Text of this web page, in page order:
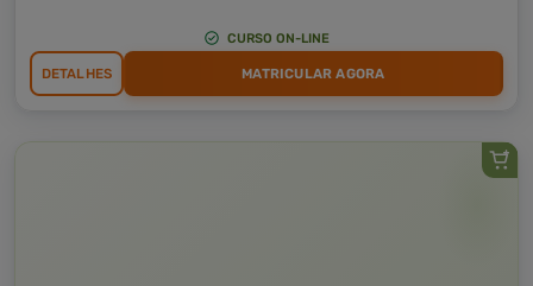
CURSO ON-LINE
DETALHES MATRICULAR AGORA